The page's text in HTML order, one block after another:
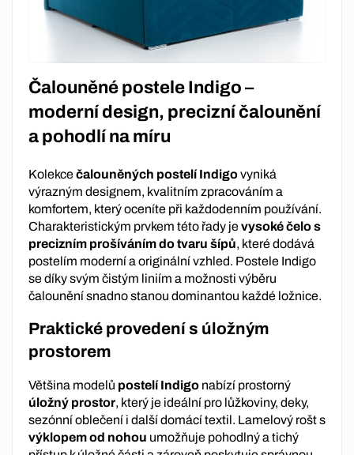
Čalouněné postele Indigo –
moderní design, precizní čalounění
a pohodlí na míru
Kolekcečalouněných postelí Indigovyniká
výrazným designem, kvalitním zpracováním a
komfortem, který oceníte při každodenním používání.
Charakteristickým prvkem této řady jevysoké čelo s
precizním prošíváním do tvaru šípů, které dodává
postelím moderní a originální vzhled. Postele Indigo
se díky svým čistým liniím a možnosti výběru
čalounění snadno stanou dominantou každé ložnice.
Praktické provedení s úložným
prostorem
Většina modelů postelí Indigo nabízí prostorný
úložný prostor, který je ideální pro lůžkoviny, deky,
sezónní oblečení i další domácí textil. Lamelový rošt s
výklopem od nohou umožňuje pohodlný a tichý